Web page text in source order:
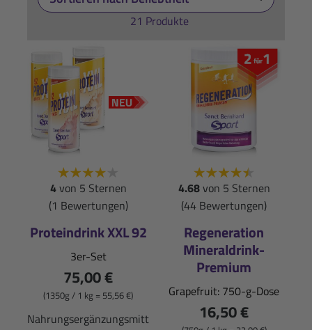
21 Produkte
4von 5 Sternen
(1 Bewertungen)
Proteindrink XXL 92
3er-Set
75,00 €
(1350g / 1 kg = 55,56 €)
Nahrungsergänzungsmitt
4.68von 5 Sternen
(44 Bewertungen)
Regeneration
Mineraldrink-
Premium
Grapefruit: 750-g-Dose
16,50 €